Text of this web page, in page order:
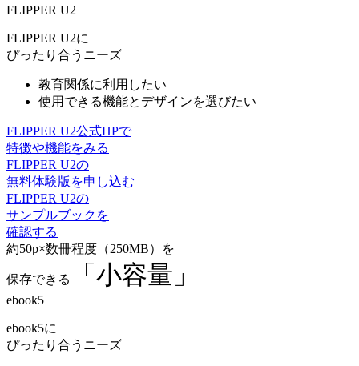
FLIPPER U2
FLIPPER U2に
ぴったり合うニーズ
教育関係に利用したい
使用できる機能とデザインを選びたい
FLIPPER U2公式HPで
特徴や機能をみる
FLIPPER U2の
無料体験版を申し込む
FLIPPER U2の
サンプルブックを
確認する
約50p×数冊程度（250MB）を
保存できる 「小容量」
ebook5
ebook5に
ぴったり合うニーズ